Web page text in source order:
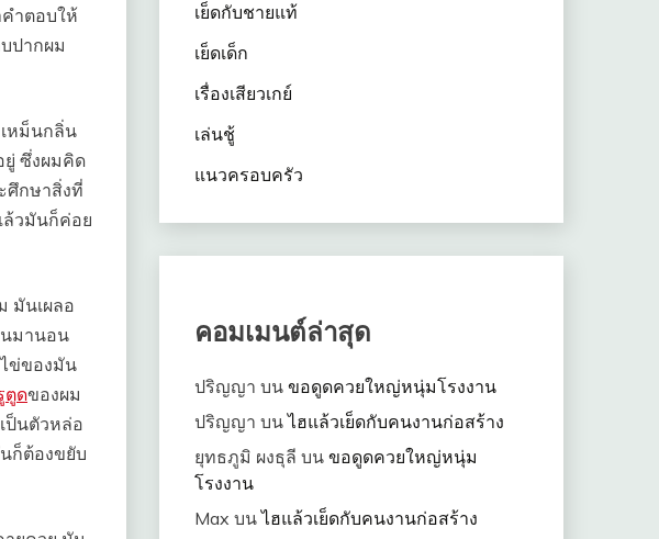
ำตอบให้
ปากผม
หม็นกลิ่น
ยู่ ซึ่งผมคิด
ศึกษาสิ่งที่
วมันก็ค่อย
มันเผลอ
นมานอน
ข่ของมัน
ตูดของผม
ป็นตัวหล่อ
ก็ต้องขยับ
เย็ดกับชายแท้
เย็ดเด็ก
เรื่องเสียวเกย์
เล่นชู้
แนวครอบครัว
คอมเมนต์ล่าสุด
ปริญญา บน ขอดูดควยใหญ่หนุ่มโรงงาน
ปริญญา บนไฮแล้วเย็ดกับคนงานก่อสร้าง
ยุทธภูมิ ผงธุลี บน ขอดูดควยใหญ่หนุ่ม
โรงงาน
Max บนไฮแล้วเย็ดกับคนงานก่อสร้าง